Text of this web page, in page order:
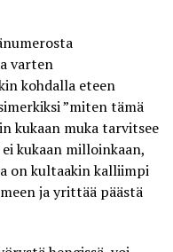
varten
kohdalla eteen
”miten tämä
kukaan muka tarvitsee
kukaan milloinkaan,
on kultaakin kalliimpi
ja yrittää päästä